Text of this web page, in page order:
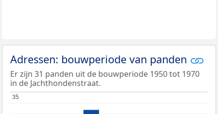
Adressen: bouwperiode van panden
Er zijn 31 panden uit de bouwperiode 1950 tot 1970
in de Jachthondenstraat.
35
35